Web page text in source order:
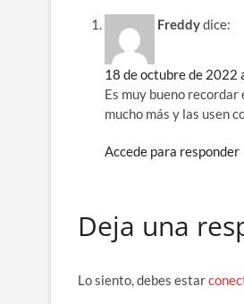
Freddydice:
18 de octubre de 2022
Es muy bueno
mucho más y las usen
Accede para responder
Deja una
Lo siento, debes estar